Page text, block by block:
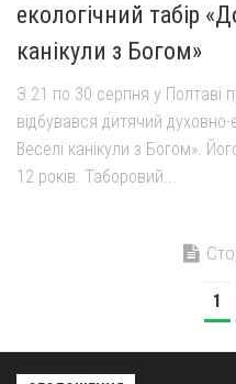
екологічний табір
канікули з Богом»
З 21 по 30 серпня у Полтаві
відбувався дитячий духовно-
Веселі канікули з Богом».
12 років. Таборовий...
1